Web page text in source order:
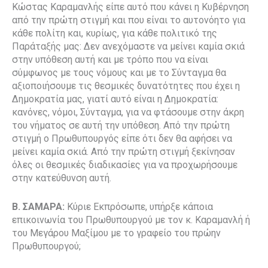
Κώστας Καραμανλής είπε αυτό που κάνει η Κυβέρνηση
από την πρώτη στιγμή και που είναι το αυτονόητο για
κάθε πολίτη και, κυρίως, για κάθε πολιτικό της
Παράταξής μας: Δεν ανεχόμαστε να μείνει καμία σκιά
στην υπόθεση αυτή και με τρόπο που να είναι
σύμφωνος με τους νόμους και με το Σύνταγμα θα
αξιοποιήσουμε τις θεσμικές δυνατότητες που έχει η
Δημοκρατία μας, γιατί αυτό είναι η Δημοκρατία:
κανόνες, νόμοι, Σύνταγμα, για να φτάσουμε στην άκρη
του νήματος σε αυτή την υπόθεση. Από την πρώτη
στιγμή ο Πρωθυπουργός είπε ότι δεν θα αφήσει να
μείνει καμία σκιά. Από την πρώτη στιγμή ξεκίνησαν
όλες οι θεσμικές διαδικασίες για να προχωρήσουμε
στην κατεύθυνση αυτή.
Β. ΣΑΜΑΡΑ: Κύριε Εκπρόσωπε, υπήρξε κάποια
επικοινωνία του Πρωθυπουργού με τον κ. Καραμανλή ή
του Μεγάρου Μαξίμου με το γραφείο του πρώην
Πρωθυπουργού;